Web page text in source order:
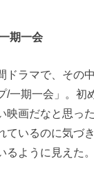
期一会
ドラマで、その
/一期一会」。初
映画だなと思っ
ているのに気づ
るように見えた。